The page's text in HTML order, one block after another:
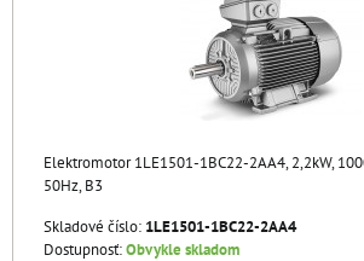
Elektromotor 1LE1501-1BC22-2AA4, 2,2kW,
50Hz, B3
Skladové číslo: 1LE1501-1BC22-2AA4
Dostupnosť:Obvykle skladom